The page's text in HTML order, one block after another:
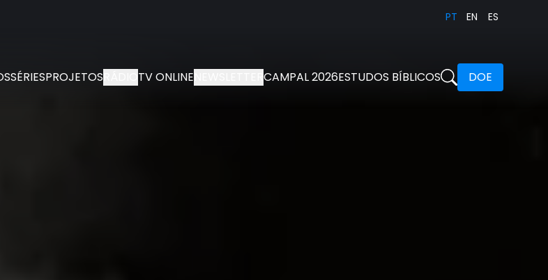
PT EN ES
SÉRIESPROJETOS TV ONLINE CAMPAL 2026ESTUDOS BÍBLICOS DOE